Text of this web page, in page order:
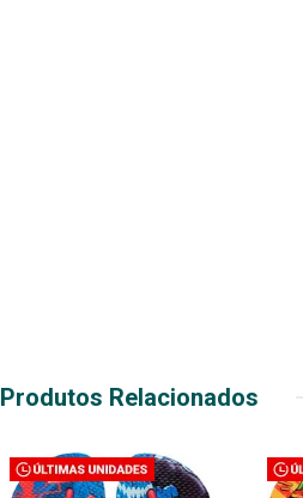
Produtos Relacionados